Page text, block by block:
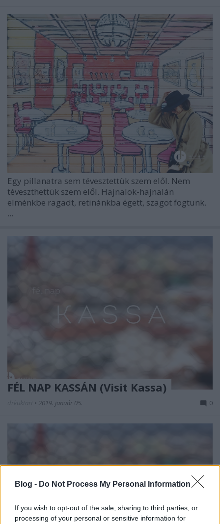
Blog - Do Not Process My Personal Information
If you wish to opt-out of the sale, sharing to third parties, or
processing of your personal or sensitive information for
Egy pillanatra sem tévesztettük szem elől. Nem
téveszthettük szem elől. Hajnalok-hajnalán
elménkbe ragadt, retinánkba égett, szagot fogtunk.
...
FÉL NAP KASSÁN (Visit Kassa)
• 2019. január 05. 0